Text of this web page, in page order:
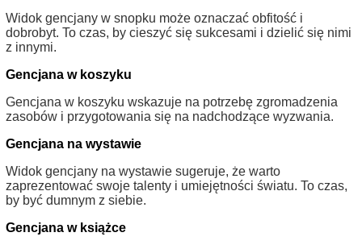
Widok gencjany w snopku może oznaczać obfitość i
dobrobyt. To czas, by cieszyć się sukcesami i dzielić się nimi
z innymi.
Gencjana w koszyku
Gencjana w koszyku wskazuje na potrzebę zgromadzenia
zasobów i przygotowania się na nadchodzące wyzwania.
Gencjana na wystawie
Widok gencjany na wystawie sugeruje, że warto
zaprezentować swoje talenty i umiejętności światu. To czas,
by być dumnym z siebie.
Gencjana w książce